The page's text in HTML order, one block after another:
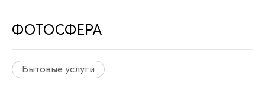
ФОТОСФЕРА
Бытовые услуги